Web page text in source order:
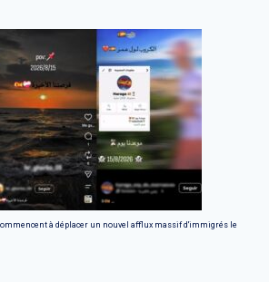
à déplacer un nouvel afflux massif d'immigrés le